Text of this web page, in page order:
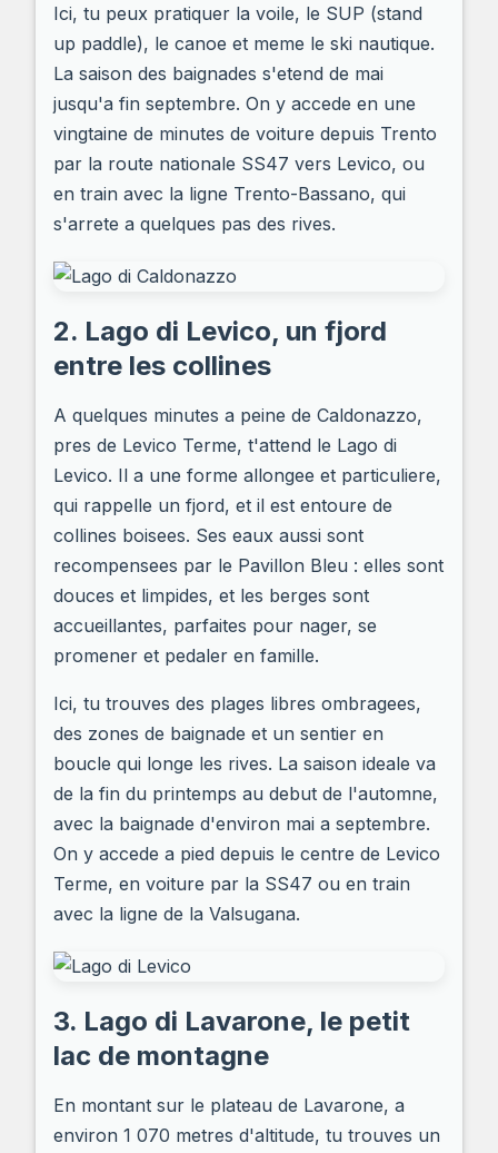
Ici, tu peux pratiquer la voile, le SUP (stand
up paddle), le canoe et meme le ski nautique.
La saison des baignades s'etend de mai
jusqu'a fin septembre. On y accede en une
vingtaine de minutes de voiture depuis Trento
par la route nationale SS47 vers Levico, ou
en train avec la ligne Trento-Bassano, qui
s'arrete a quelques pas des rives.
2. Lago di Levico, un fjord
entre les collines
A quelques minutes a peine de Caldonazzo,
pres de Levico Terme, t'attend le Lago di
Levico. Il a une forme allongee et particuliere,
qui rappelle un fjord, et il est entoure de
collines boisees. Ses eaux aussi sont
recompensees par le Pavillon Bleu : elles sont
douces et limpides, et les berges sont
accueillantes, parfaites pour nager, se
promener et pedaler en famille.
Ici, tu trouves des plages libres ombragees,
des zones de baignade et un sentier en
boucle qui longe les rives. La saison ideale va
de la fin du printemps au debut de l'automne,
avec la baignade d'environ mai a septembre.
On y accede a pied depuis le centre de Levico
Terme, en voiture par la SS47 ou en train
avec la ligne de la Valsugana.
3. Lago di Lavarone, le petit
lac de montagne
En montant sur le plateau de Lavarone, a
environ 1 070 metres d'altitude, tu trouves un